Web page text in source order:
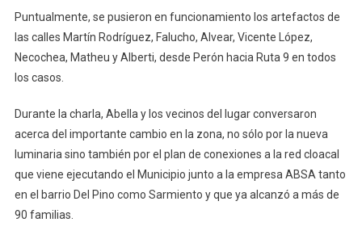
Puntualmente, se pusieron en funcionamiento los artefactos de
las calles Martín Rodríguez, Falucho, Alvear, Vicente López,
Necochea, Matheu y Alberti, desde Perón hacia Ruta 9 en todos
los casos.
Durante la charla, Abella y los vecinos del lugar conversaron
acerca del importante cambio en la zona, no sólo por la nueva
luminaria sino también por el plan de conexiones a la red cloacal
que viene ejecutando el Municipio junto a la empresa ABSA tanto
en el barrio Del Pino como Sarmiento y que ya alcanzó a más de
90 familias.